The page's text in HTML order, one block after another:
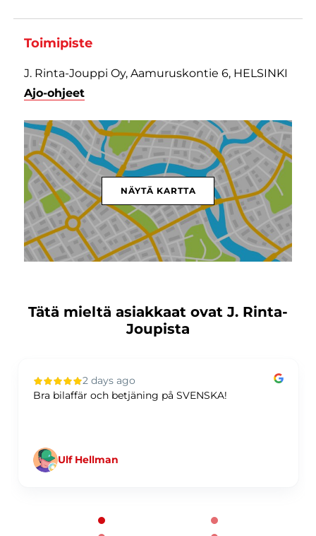
Toimipiste
J. Rinta-Jouppi Oy, Aamuruskontie 6, HELSINKI
Ajo-ohjeet
NÄYTÄ KARTTA
Tätä mieltä asiakkaat ovat J. Rinta-
Joupista
2 days ago
Bra bilaffär och betjäning på SVENSKA!
Ulf Hellman